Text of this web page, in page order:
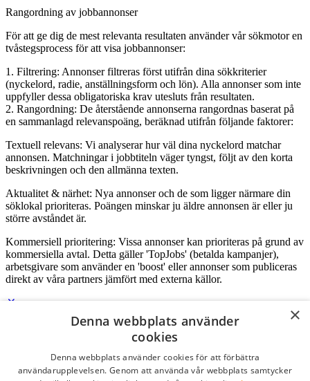
Rangordning av jobbannonser
För att ge dig de mest relevanta resultaten använder vår sökmotor en
tvåstegsprocess för att visa jobbannonser:
1. Filtrering: Annonser filtreras först utifrån dina sökkriterier
(nyckelord, radie, anställningsform och lön). Alla annonser som inte
uppfyller dessa obligatoriska krav utesluts från resultaten.
2. Rangordning: De återstående annonserna rangordnas baserat på
en sammanlagd relevanspoäng, beräknad utifrån följande faktorer:
Textuell relevans: Vi analyserar hur väl dina nyckelord matchar
annonsen. Matchningar i jobbtiteln väger tyngst, följt av den korta
beskrivningen och den allmänna texten.
Aktualitet & närhet: Nya annonser och de som ligger närmare din
söklokal prioriteras. Poängen minskar ju äldre annonsen är eller ju
större avståndet är.
Kommersiell prioritering: Vissa annonser kan prioriteras på grund av
kommersiella avtal. Detta gäller 'TopJobs' (betalda kampanjer),
arbetsgivare som använder en 'boost' eller annonser som publiceras
direkt av våra partners jämfört med externa källor.
Logga in som företag
×
Denna webbplats använder
cookies
Denna webbplats använder cookies för att förbättra
användarupplevelsen. Genom att använda vår webbplats samtycker